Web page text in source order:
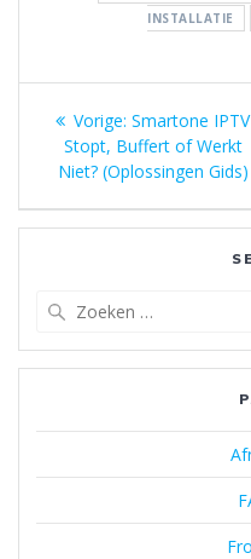
INSTALLATIE
Vorige: Vorig
bericht:
Smartone IPTV
Stopt, Buffert of Werkt
Niet? (Oplossingen Gids)